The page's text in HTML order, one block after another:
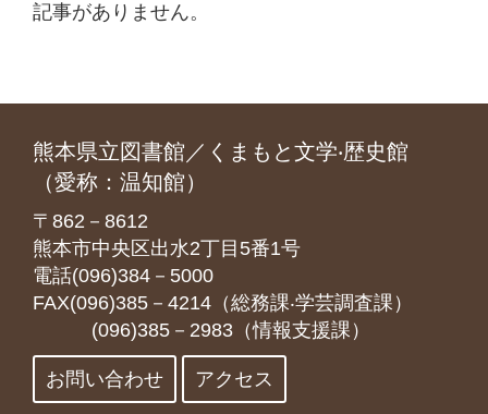
記事がありません。
熊本県立図書館／くまもと文学‧歴史館
（愛称：温知館）
〒862－8612
熊本市中央区出水2丁目5番1号
電話(096)384－5000
FAX(096)385－4214（総務課‧学芸調査課）
(096)385－2983（情報支援課）
お問い合わせ アクセス